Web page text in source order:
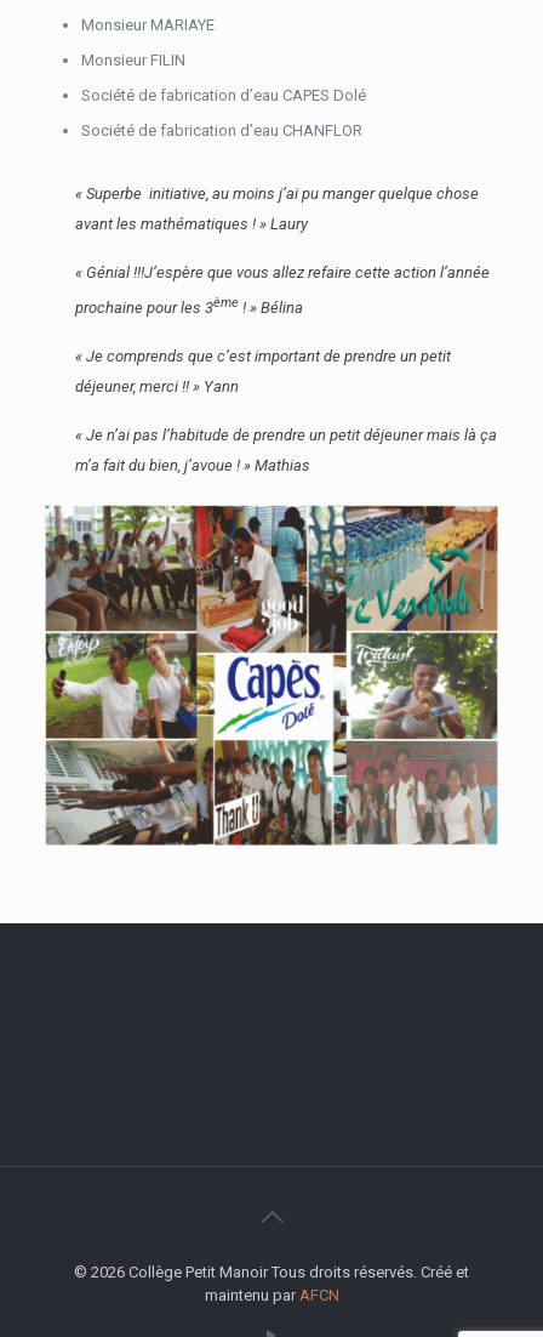
Monsieur MARIAYE
Monsieur FILIN
Société de fabrication d’eau CAPES Dolé
Société de fabrication d’eau CHANFLOR
« Superbe initiative, au moins j’ai pu manger quelque chose
avant les mathématiques ! » Laury
« Génial !!!J’espère que vous allez refaire cette action l’année
prochaine pour les 3ème ! » Bélina
« Je comprends que c’est important de prendre un petit
déjeuner, merci !! » Yann
« Je n’ai pas l’habitude de prendre un petit déjeuner mais là ça
m’a fait du bien, j’avoue ! » Mathias
© 2026 Collège Petit Manoir Tous droits réservés. Créé et
maintenu parAFCN